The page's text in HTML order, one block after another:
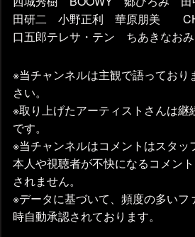
田研二 小野正利 華原朋美
口五郎テレサ・テン ちあきなお
※当チャンネルは主観で語っており
さい。
※取り上げたアーティストさんは継
です。
※当チャンネルはコメントはスタッ
本人や視聴者が不快になるコメン
されません。
※データに基づいて、頻度の多いフ
時自動承認されております。